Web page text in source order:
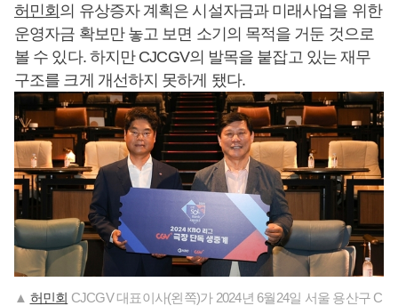
허민회의 유상증자 계획은 시설자금과 미래사업을 위한
운영자금 확보만 놓고 보면 소기의 목적을 거둔 것으로
볼 수 있다. 하지만 CJCGV의 발목을 붙잡고 있는 재무
구조를 크게 개선하지 못하게 됐다.
▲ 허민회 CJCGV 대표이사(왼쪽)가 2024년 6월24일 서울 용산구 C